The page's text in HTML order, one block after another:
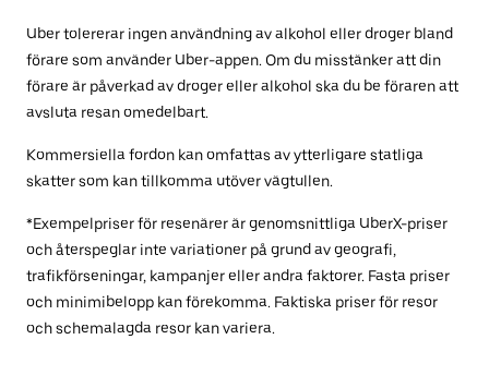
Uber tolererar ingen användning av alkohol eller droger bland
förare som använder Uber-appen. Om du misstänker att din
förare är påverkad av droger eller alkohol ska du be föraren att
avsluta resan omedelbart.
Kommersiella fordon kan omfattas av ytterligare statliga
skatter som kan tillkomma utöver vägtullen.
*Exempelpriser för resenärer är genomsnittliga UberX-priser
och återspeglar inte variationer på grund av geografi,
trafikförseningar, kampanjer eller andra faktorer. Fasta priser
och minimibelopp kan förekomma. Faktiska priser för resor
och schemalagda resor kan variera.